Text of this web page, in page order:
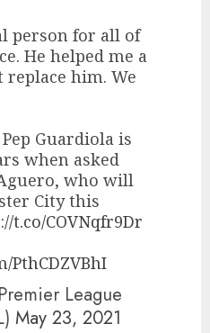
person for all of
He helped me a
replace him. We
Guardiola is
when asked
who will
City this
t.co/COVNqfr9Dr
PthCDZVBhI
League
May 23, 2021